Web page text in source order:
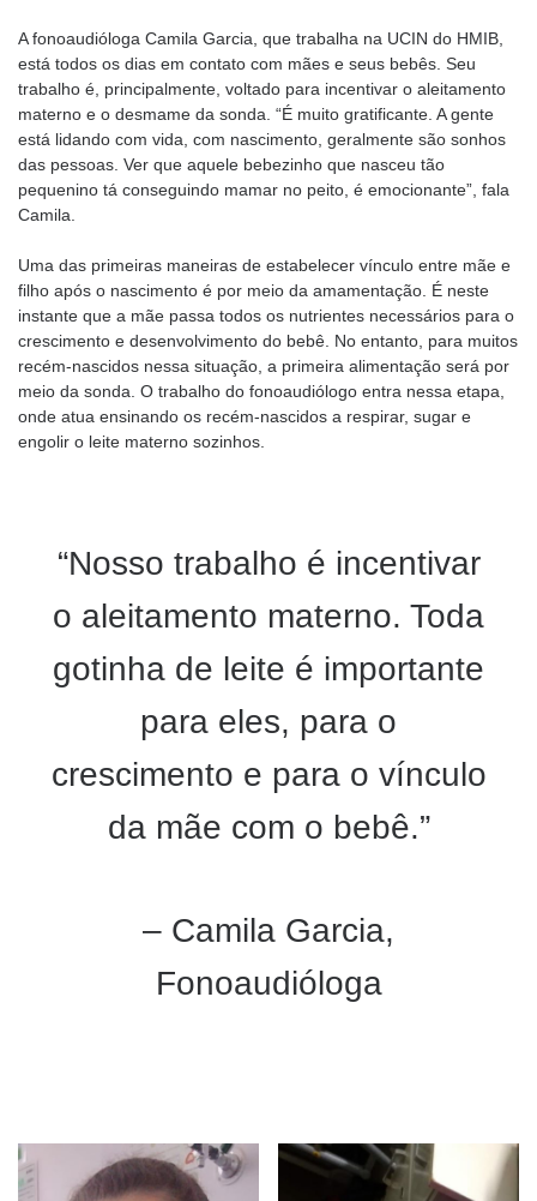
A fonoaudióloga Camila Garcia, que trabalha na UCIN do HMIB,
está todos os dias em contato com mães e seus bebês. Seu
trabalho é, principalmente, voltado para incentivar o aleitamento
materno e o desmame da sonda. “É muito gratificante. A gente
está lidando com vida, com nascimento, geralmente são sonhos
das pessoas. Ver que aquele bebezinho que nasceu tão
pequenino tá conseguindo mamar no peito, é emocionante”, fala
Camila.
Uma das primeiras maneiras de estabelecer vínculo entre mãe e
filho após o nascimento é por meio da amamentação. É neste
instante que a mãe passa todos os nutrientes necessários para o
crescimento e desenvolvimento do bebê. No entanto, para muitos
recém-nascidos nessa situação, a primeira alimentação será por
meio da sonda. O trabalho do fonoaudiólogo entra nessa etapa,
onde atua ensinando os recém-nascidos a respirar, sugar e
engolir o leite materno sozinhos.
“Nosso trabalho é incentivar
o aleitamento materno. Toda
gotinha de leite é importante
para eles, para o
crescimento e para o vínculo
da mãe com o bebê.”
– Camila Garcia,
Fonoaudióloga